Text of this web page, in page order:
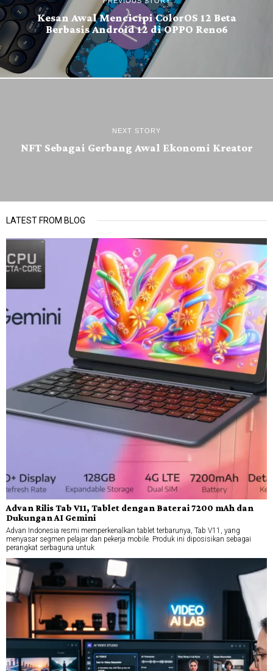
Kesan Awal Mencicipi ColorOS 12 Beta
Berbasis Android 12 di OPPO Reno6
NEXT STORY
NFT Sebagai Gerbang Awal Ekonomi Kreator
LATEST FROM BLOG
Advan Rilis Tab V11, Tablet dengan Baterai 7200 mAh dan
Dukungan AI Gemini
Advan Indonesia resmi memperkenalkan tablet terbarunya, Tab V11, yang
menyasar segmen pelajar dan pekerja mobile. Produk ini diposisikan sebagai
perangkat serbaguna untuk